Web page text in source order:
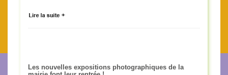
Les nouvelles expositions photographiques de la